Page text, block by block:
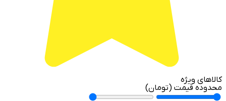
کالاهای ویژه
محدوده قیمت (تومان)